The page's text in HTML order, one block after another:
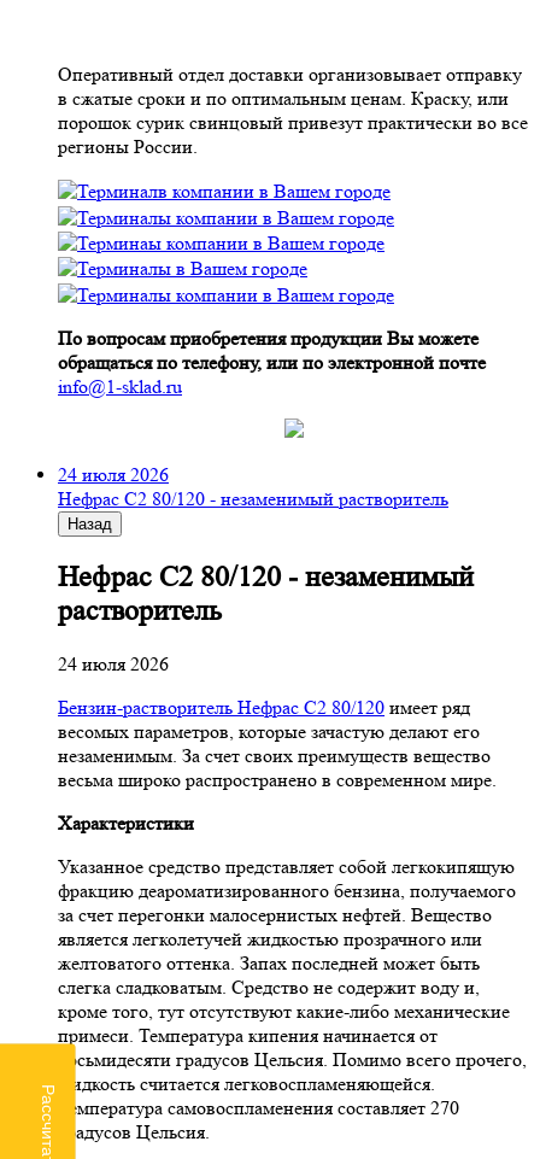
Оперативный отдел доставки организовывает отправку
в сжатые сроки и по оптимальным ценам. Краску, или
порошок сурик свинцовый привезут практически во все
регионы России.
По вопросам приобретения продукции Вы можете
обращаться по телефону, или по электронной почте
info@1-sklad.ru
24 июля 2026
Нефрас С2 80/120 - незаменимый растворитель
Назад
Нефрас С2 80/120 - незаменимый
растворитель
24 июля 2026
Бензин-растворитель Нефрас С2 80/120 имеет ряд
весомых параметров, которые зачастую делают его
незаменимым. За счет своих преимуществ вещество
весьма широко распространено в современном мире.
Характеристики
Указанное средство представляет собой легкокипящую
фракцию деароматизированного бензина, получаемого
за счет перегонки малосернистых нефтей. Вещество
является легколетучей жидкостью прозрачного или
желтоватого оттенка. Запах последней может быть
слегка сладковатым. Средство не содержит воду и,
кроме того, тут отсутствуют какие-либо механические
примеси. Температура кипения начинается от
восьмидесяти градусов Цельсия. Помимо всего прочего,
жидкость считается легковоспламеняющейся.
Температура самовоспламенения составляет 270
градусов Цельсия.